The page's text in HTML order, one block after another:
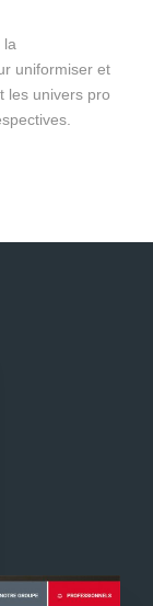
la
uniformiser et
les univers pro